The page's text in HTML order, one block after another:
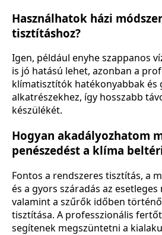
Használhatok házi
tisztításhoz?
Igen, például enyhe szappanos
is jó hatású lehet, azonban a
klímatisztítók hatékonyabbak és
alkatrészekhez, így hosszabb
készülékét.
Hogyan akadályozhatom
penészedést a klíma
Fontos a rendszeres tisztítás, a
és a gyors száradás az esetleges
valamint a szűrők időben
tisztítása. A professzionális
segítenek megszüntetni a